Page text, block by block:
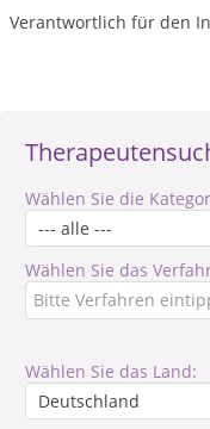
Wählen Sie die
Wählen Sie das
Wählen Sie das Land:
Verantwortlich für den